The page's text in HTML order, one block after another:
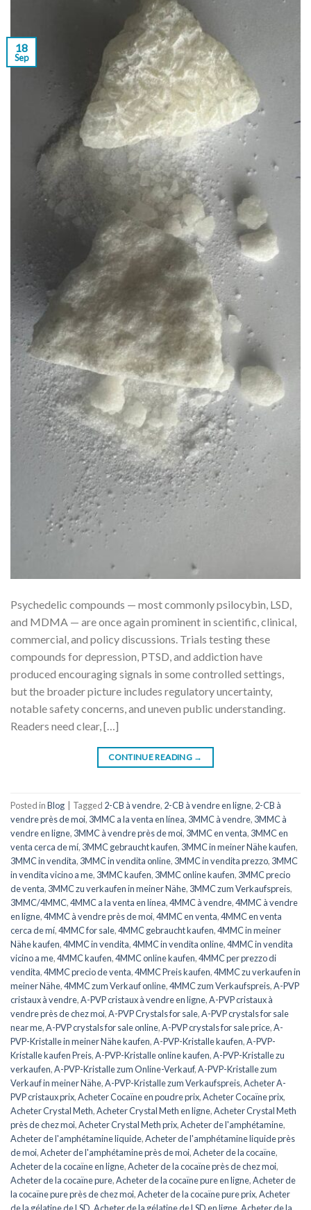
18
Sep
Psychedelic compounds — most commonly psilocybin, LSD,
and MDMA — are once again prominent in scientific, clinical,
commercial, and policy discussions. Trials testing these
compounds for depression, PTSD, and addiction have
produced encouraging signals in some controlled settings,
but the broader picture includes regulatory uncertainty,
notable safety concerns, and uneven public understanding.
Readers need clear, […]
CONTINUE READING →
Posted inBlog | Tagged 2-CB à vendre, 2-CB à vendre en ligne, 2-CB à
vendre près de moi, 3MMC a la venta en línea, 3MMC à vendre, 3MMC à
vendre en ligne, 3MMC à vendre près de moi, 3MMC en venta, 3MMC en
venta cerca de mí, 3MMC gebraucht kaufen, 3MMC in meiner Nähe kaufen,
3MMC in vendita, 3MMC in vendita online, 3MMC in vendita prezzo, 3MMC
in vendita vicino a me, 3MMC kaufen, 3MMC online kaufen, 3MMC precio
de venta, 3MMC zu verkaufen in meiner Nähe, 3MMC zum Verkaufspreis,
3MMC/4MMC,4MMC a la venta en línea,4MMC à vendre,4MMC à vendre
en ligne,4MMC à vendre près de moi,4MMC en venta,4MMC en venta
cerca de mí,4MMC for sale,4MMC gebraucht kaufen,4MMC in meiner
Nähe kaufen,4MMC in vendita,4MMC in vendita online,4MMC in vendita
vicino a me,4MMC kaufen,4MMC online kaufen,4MMC per prezzo di
vendita,4MMC precio de venta,4MMC Preis kaufen,4MMC zu verkaufen in
meiner Nähe,4MMC zum Verkauf online,4MMC zum Verkaufspreis,A-PVP
cristaux à vendre,A-PVP cristaux à vendre en ligne,A-PVP cristaux à
vendre près de chez moi,A-PVP Crystals for sale,A-PVP crystals for sale
near me,A-PVP crystals for sale online,A-PVP crystals for sale price,A-
PVP-Kristalle in meiner Nähe kaufen,A-PVP-Kristalle kaufen,A-PVP-
Kristalle kaufen Preis,A-PVP-Kristalle online kaufen,A-PVP-Kristalle zu
verkaufen,A-PVP-Kristalle zum Online-Verkauf,A-PVP-Kristalle zum
Verkauf in meiner Nähe,A-PVP-Kristalle zum Verkaufspreis,Acheter A-
PVP cristaux prix,Acheter Cocaïne en poudre prix,Acheter Cocaïne prix,
Acheter Crystal Meth,Acheter Crystal Meth en ligne,Acheter Crystal Meth
près de chez moi,Acheter Crystal Meth prix,Acheter de l'amphétamine,
Acheter de l'amphétamine liquide,Acheter de l'amphétamine liquide près
de moi,Acheter de l'amphétamine près de moi,Acheter de la cocaïne,
Acheter de la cocaïne en ligne,Acheter de la cocaïne près de chez moi,
Acheter de la cocaïne pure,Acheter de la cocaïne pure en ligne,Acheter de
la cocaïne pure près de chez moi,Acheter de la cocaïne pure prix,Acheter
de la gélatine de LSD Acheter de la gélatine de LSD en ligne Acheter de la